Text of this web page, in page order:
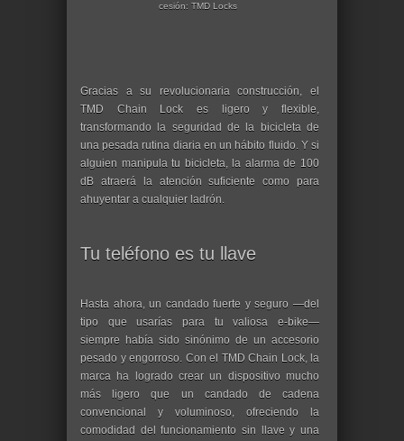
cesión: TMD Locks
Gracias a su revolucionaria construcción, el
TMD Chain Lock es ligero y flexible,
transformando la seguridad de la bicicleta de
una pesada rutina diaria en un hábito fluido. Y si
alguien manipula tu bicicleta, la alarma de 100
dB atraerá la atención suficiente como para
ahuyentar a cualquier ladrón.
Tu teléfono es tu llave
Hasta ahora, un candado fuerte y seguro —del
tipo que usarías para tu valiosa e-bike—
siempre había sido sinónimo de un accesorio
pesado y engorroso. Con el TMD Chain Lock, la
marca ha logrado crear un dispositivo mucho
más ligero que un candado de cadena
convencional y voluminoso, ofreciendo la
comodidad del funcionamiento sin llave y una